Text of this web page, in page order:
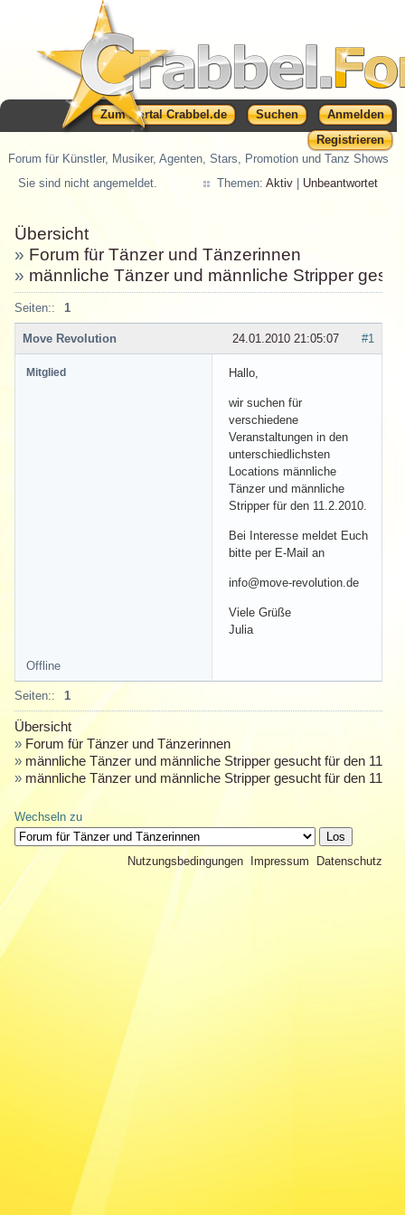
Zum Portal Crabbel.de Suchen
Anmelden
Registrieren
Forum für Künstler, Musiker, Agenten, Stars, Promotion und Tanz Shows
Sie sind nicht angemeldet.
Themen:Aktiv Unbeantwortet
Übersicht
» Forum für Tänzer und Tänzerinnen
» männliche Tänzer und männliche Stripper
Seiten:: 1
#1
24.01.2010 21:05:07
Move Revolution
Mitglied Hallo,
wir suchen für
verschiedene
Veranstaltungen in den
unterschiedlichsten
Locations männliche
Tänzer und männliche
Stripper für den 11.2.2010.
Bei Interesse meldet Euch
bitte per E-Mail an
info@move-revolution.de
Viele Grüße
Julia
Offline
Seiten:: 1
Übersicht
» Forum für Tänzer und Tänzerinnen
» männliche Tänzer und männliche Stripper gesucht für den
» männliche Tänzer und männliche Stripper gesucht für den
Wechseln zu
Nutzungsbedingungen Impressum Datenschutz